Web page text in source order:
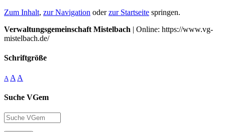
Zum Inhalt, zur Navigation oderzur Startseite springen.
Verwaltungsgemeinschaft Mistelbach | Online: https://www.vg-
mistelbach.de/
Schriftgröße
A A A
Suche VGem